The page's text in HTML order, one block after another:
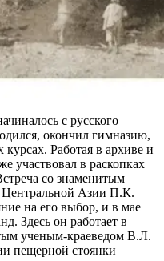
с русского
окончил гимназию,
Работая в архиве и
участвовал в раскопках
со знаменитым
Центральной Азии П.К.
на его выбор, и в мае
Здесь он работает в
ученым-краеведом В.Л.
пещерной стоянки